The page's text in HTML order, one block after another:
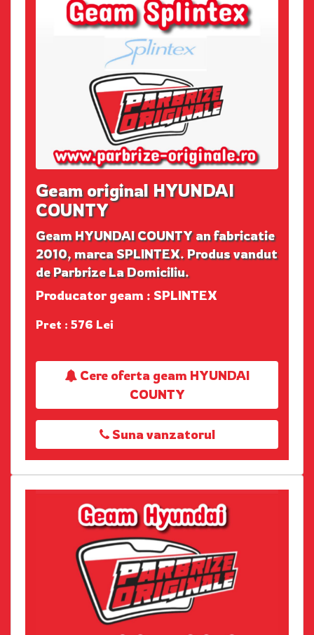
Geam original HYUNDAI
COUNTY
Geam HYUNDAI COUNTY an fabricatie
2010, marca SPLINTEX. Produs vandut
de Parbrize La Domiciliu.
Producator geam : SPLINTEX
Pret : 576 Lei
Cere oferta geam HYUNDAI
COUNTY
Suna vanzatorul